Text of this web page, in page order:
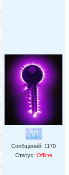
Сообщений: 1170
Статус: Offline